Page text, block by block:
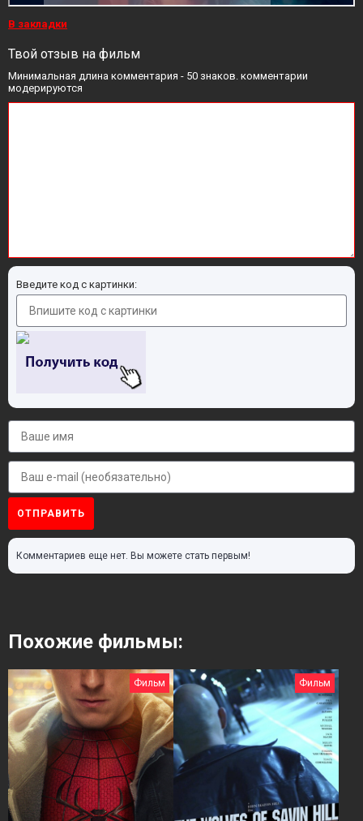
В закладки
Твой отзыв на фильм
Минимальная длина комментария - 50 знаков. комментарии
модерируются
Введите код с картинки:
ОТПРАВИТЬ
Комментариев еще нет. Вы можете стать первым!
Похожие фильмы:
Фильм Фильм